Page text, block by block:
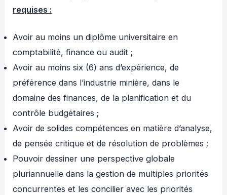
requises :
Avoir au moins un diplôme universitaire en
comptabilité, finance ou audit ;
Avoir au moins six (6) ans d’expérience, de
préférence dans l’industrie minière, dans le
domaine des finances, de la planification et du
contrôle budgétaires ;
Avoir de solides compétences en matière d’analyse,
de pensée critique et de résolution de problèmes ;
Pouvoir dessiner une perspective globale
pluriannuelle dans la gestion de multiples priorités
concurrentes et les concilier avec les priorités